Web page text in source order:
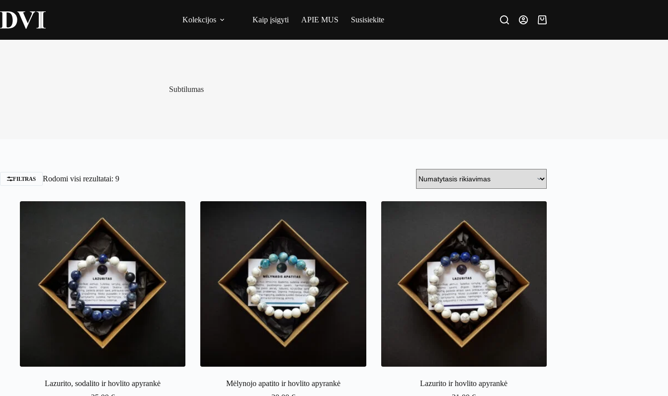
to
content
Kolekcijos Kaip įsigyti APIE MUS Susisiekite Krepšelis
Subtilumas
FILTRAS Rodomi visi rezultatai: 9
Lazurito, sodalito ir hovlito apyrankė
Mėlynojo apatito ir hovlito apyrankė
Lazurito ir hovlito apyrankė